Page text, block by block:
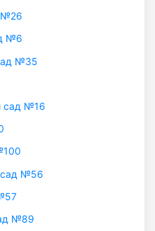
№26
№6
№35
сад №16
сад №56
№89